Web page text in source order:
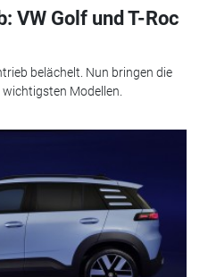
VW Golf und T-Roc
belächelt. Nun bringen die
Modellen.